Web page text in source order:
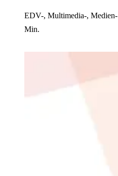
EDV-, Multimedia-, Medien-
Min.